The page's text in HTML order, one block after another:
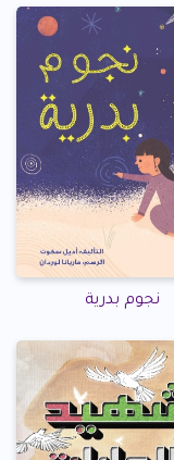
نجوم بدرية